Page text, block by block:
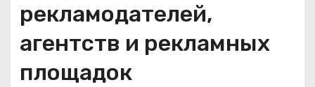
рекламодателей,
агентств и рекламных
площадок